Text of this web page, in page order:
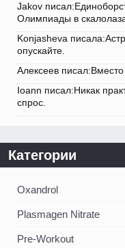
Jakov
Олимпиады в
Konjasheva
опускайте.
Алексеев писал:Вместо
Ioann писал:Никак
спрос.
Категории
Oxandrol
Plasmagen Nitrate
Pre-Workout